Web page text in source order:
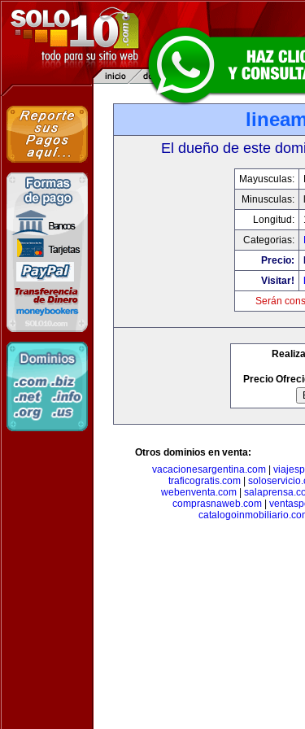
El dueño de este
Mayusculas:
Minusculas:
Longitud:
Categorias:
Precio:
Visitar!
Serán
Precio
Otros dominios en venta:
vacacionesargentina.com
traficogratis.com|
webenventa.com
comprasnaweb.com